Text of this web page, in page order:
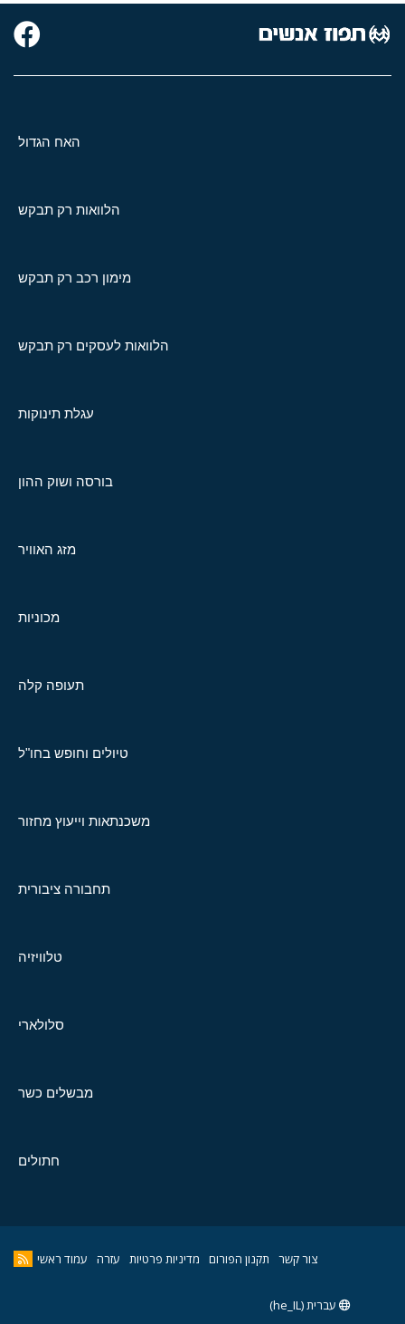
האח הגדול
הלוואות רק תבקש
מימון רכב רק תבקש
הלוואות לעסקים רק תבקש
עגלת תינוקות
בורסה ושוק ההון
מזג האוויר
מכוניות
תעופה קלה
טיולים וחופש בחו"ל
משכנתאות וייעוץ מחזור
תחבורה ציבורית
טלוויזיה
סלולארי
מבשלים כשר
חתולים
צור קשר תקנון הפורום מדיניות פרטיות עזרה עמוד ראשי
עברית (he_IL)